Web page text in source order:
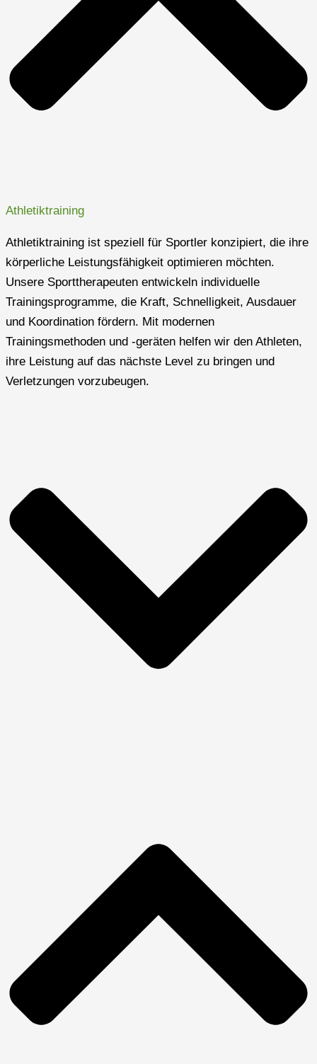
Athletiktraining
Athletiktraining ist speziell für Sportler konzipiert, die ihre
körperliche Leistungsfähigkeit optimieren möchten.
Unsere Sporttherapeuten entwickeln individuelle
Trainingsprogramme, die Kraft, Schnelligkeit, Ausdauer
und Koordination fördern. Mit modernen
Trainingsmethoden und -geräten helfen wir den Athleten,
ihre Leistung auf das nächste Level zu bringen und
Verletzungen vorzubeugen.